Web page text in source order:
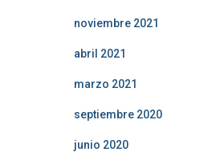
noviembre 2021
abril 2021
marzo 2021
septiembre 2020
junio 2020